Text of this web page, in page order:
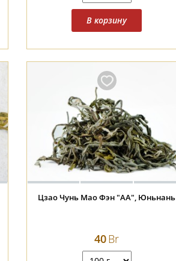
Цзао Чунь Мао Фэн "АА", Юньнань
40Br